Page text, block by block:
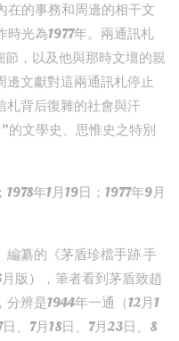
在的事務和周邊的相干文
光為1977年。兩通訊札
節，以及他與那時文壇的親
邊文獻對這兩通訊札停止
札背后復雜的社會與汗
的文學史、思惟史之特別
年1月19日；1977年9月
纂的《茅盾珍檔手跡 手
版），筆者看到茅盾致趙
辨是1944年一通（12月1
、7月18日、7月23日、8